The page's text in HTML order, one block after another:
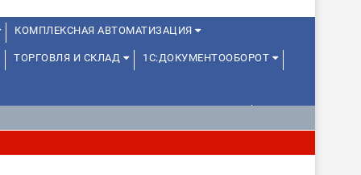
КОМПЛЕКСНАЯ АВТОМАТИЗАЦИЯ
ТОРГОВЛЯ И СКЛАД 1С:ДОКУМЕНТООБОРОТ